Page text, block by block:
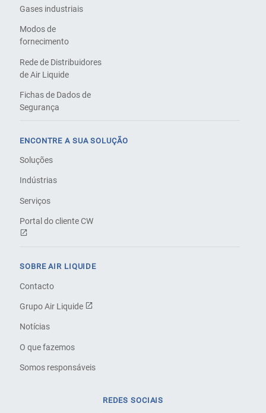
Gases industriais
Modos de
fornecimento
Rede de Distribuidores
de Air Liquide
Fichas de Dados de
Segurança
ENCONTRE A SUA SOLUÇÃO
Soluções
Indústrias
Serviços
Portal do cliente CW
SOBRE AIR LIQUIDE
Contacto
Grupo Air Liquide
Notícias
O que fazemos
Somos responsáveis
REDES SOCIAIS